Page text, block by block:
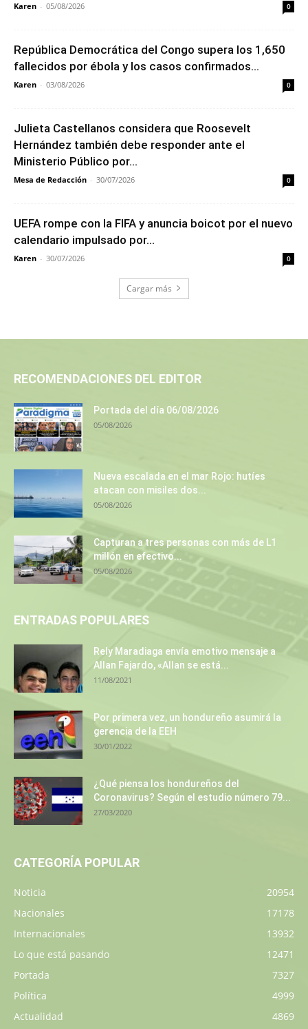
Karen - 05/08/2026 0
República Democrática del Congo supera los 1,650
fallecidos por ébola y los casos confirmados...
Karen - 03/08/2026 0
Julieta Castellanos considera que Roosevelt
Hernández también debe responder ante el
Ministerio Público por...
Mesa de Redacción - 30/07/2026 0
UEFA rompe con la FIFA y anuncia boicot por el nuevo
calendario impulsado por...
Karen - 30/07/2026 0
Cargar más
RECOMENDACIONES DEL EDITOR
Portada del día 06/08/2026
05/08/2026
Nueva escalada en el mar Rojo: hutíes
atacan con misiles dos...
05/08/2026
Capturan a tres personas con más de L1
millón en efectivo...
05/08/2026
ENTRADAS POPULARES
Rely Maradiaga envía emotivo mensaje a
Allan Fajardo, «Allan se está...
11/08/2021
Por primera vez, un hondureño asumirá la
gerencia de la EEH
30/01/2022
¿Qué piensa los hondureños del
Coronavirus? Según el estudio número 79...
27/03/2020
CATEGORÍA POPULAR
Noticia
20954
Nacionales
17178
Internacionales
13932
Lo que está pasando
12471
Portada
7327
Política
4999
Actualidad
4869